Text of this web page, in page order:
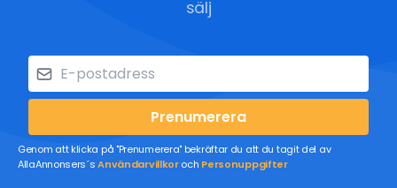
sälj
Prenumerera
Genom att klicka på "Prenumerera" bekräftar du att du tagit del av
AllaAnnonsers´sAnvändarvillkoroch Personuppgifter